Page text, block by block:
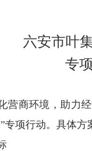
六安市叶
专
营商环境，助力
专项行动。具体方